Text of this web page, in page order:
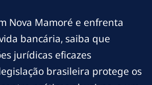
Nova Mamoré e enfrenta
bancária, saiba que
jurídicas eficazes
brasileira protege os